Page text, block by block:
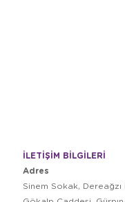
İLETİŞİM BİLGİLERİ
Adres
Sinem Sokak, Dereağzı